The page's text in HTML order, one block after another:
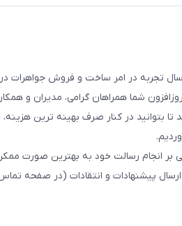
گالری ساخت و فروش طلا،جواهر و نقره ارجمند با بیش از 17 سال تجربه در
شما همراهان گرامی، مدیران و
بتوانید در کنار صرف بهینه ترین
رسالت خود به بهترین صورت ممکن
پیشنهادات و انتقادات (در صفحه تماس